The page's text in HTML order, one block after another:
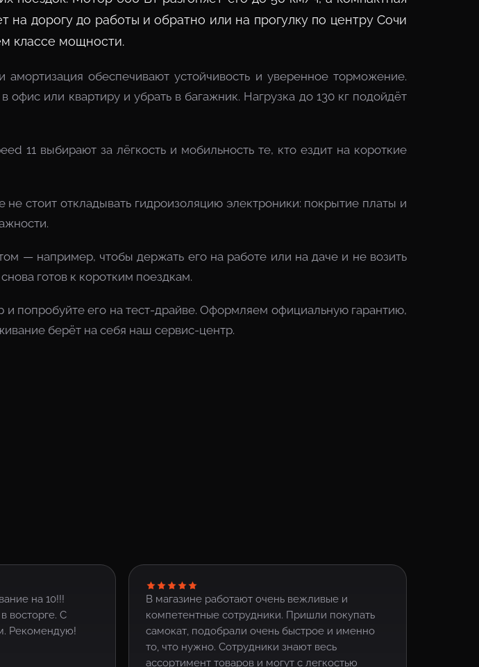
на дорогу до работы и обратно или на прогулку по центру Сочи
классе мощности.
обеспечивают устойчивость и уверенное торможение.
или квартиру и убрать в багажник. Нагрузка до 130 кг подойдёт
11 выбирают за лёгкость и мобильность те, кто ездит на короткие
стоит откладывать гидроизоляцию электроники: покрытие платы и
— например, чтобы держать его на работе или на даче и не возить
готов к коротким поездкам.
попробуйте его на тест-драйве. Оформляем официальную гарантию,
берёт на себя наш сервис-центр.
на 10!!!
С
Рекомендую!
В магазине работают очень вежливые и
компетентные сотрудники. Пришли покупать
самокат, подобрали очень быстрое и именно
то, что нужно. Сотрудники знают весь
ассортимент товаров и могут с легкостью